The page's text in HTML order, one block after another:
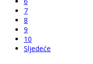
7
8
9
10
Sljedeće